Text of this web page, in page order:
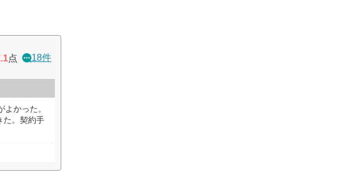
.1点 18件
かった。
た。契約手